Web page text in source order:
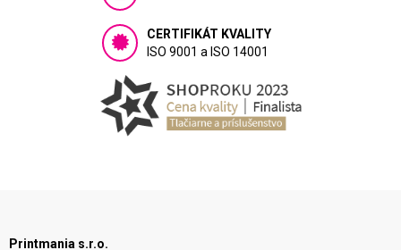
CERTIFIKÁT KVALITY
ISO 9001 a ISO 14001
Printmania s.r.o.